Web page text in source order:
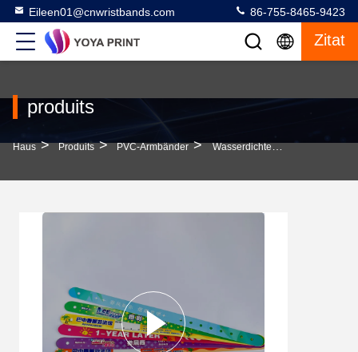
Eileen01@cnwristbands.com 86-755-8465-9423
Zitat
produits
Haus > Produits > PVC-Armbänder > Wasserdichte PVC-Armbänder Mit Individuellem Logo Für Ihre Geschäftsanforderungen Und Feuchte Umgebungen